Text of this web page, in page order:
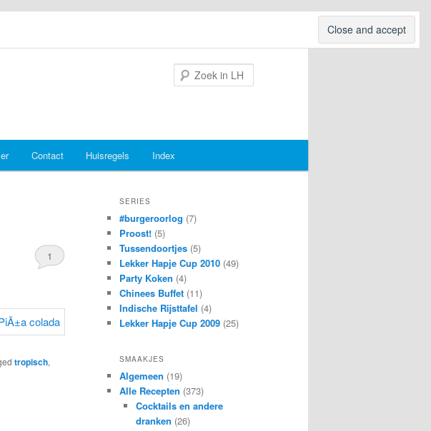
Contact Huisregels Index
1
tropisch,
SERIES
#burgeroorlog (7)
Proost! (5)
Tussendoortjes (5)
Lekker Hapje Cup 2010 (49)
Party Koken (4)
Chinees Buffet (11)
Indische Rijsttafel (4)
Lekker Hapje Cup 2009 (25)
SMAAKJES
Algemeen (19)
Alle Recepten (373)
Cocktails en andere
dranken (26)